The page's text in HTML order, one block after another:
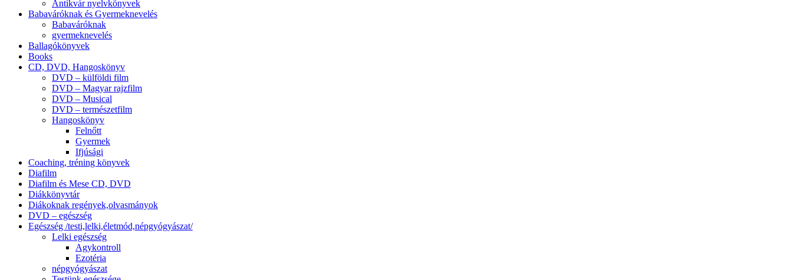
Antikvár nyelvkönyvek
Babaváróknak és Gyermeknevelés
Babaváróknak
gyermeknevelés
Ballagókönyvek
Books
CD, DVD, Hangoskönyv
DVD – külföldi film
DVD – Magyar rajzfilm
DVD – Musical
DVD – természetfilm
Hangoskönyv
Felnőtt
Gyermek
Ifjúsági
Coaching, tréning könyvek
Diafilm
Diafilm és Mese CD, DVD
Diákkönyvtár
Diákoknak regények,olvasmányok
DVD – egészség
Egészség /testi,lelki,életmód,népgyógyászat/
Lelki egészség
Agykontroll
Ezotéria
népgyógyászat